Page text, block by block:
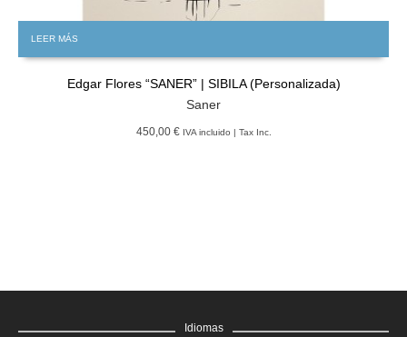
LEER MÁS
Edgar Flores “SANER” | SIBILA (Personalizada)
Saner
450,00 € IVA incluido | Tax Inc.
Idiomas